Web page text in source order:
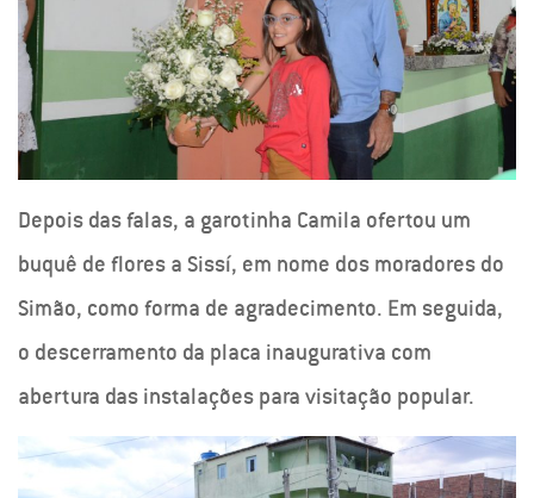
Depois das falas, a garotinha Camila ofertou um
buquê de flores a Sissí, em nome dos moradores do
Simão, como forma de agradecimento. Em seguida,
o descerramento da placa inaugurativa com
abertura das instalações para visitação popular.